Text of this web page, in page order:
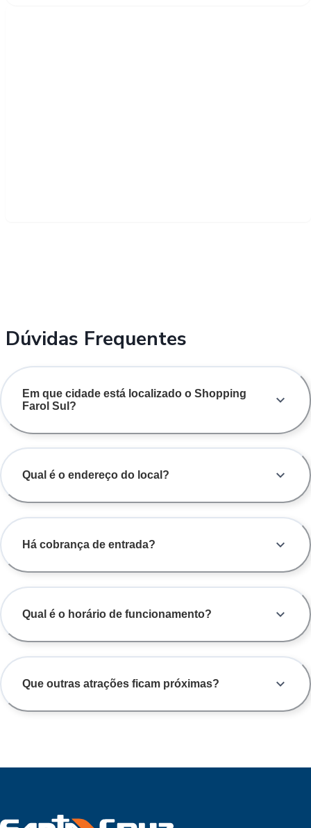
Dúvidas Frequentes
Em que cidade está localizado o Shopping
Farol Sul?
Qual é o endereço do local?
Há cobrança de entrada?
Qual é o horário de funcionamento?
Que outras atrações ficam próximas?